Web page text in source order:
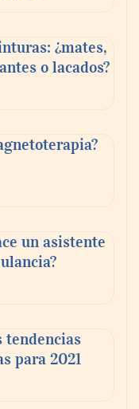
y
Modelo
¿mates,
o lacados?
un asistente
tendencias
para 2021